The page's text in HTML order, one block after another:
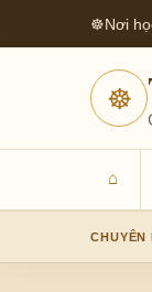
☸Nơi
☸
⌂
CHUYÊN